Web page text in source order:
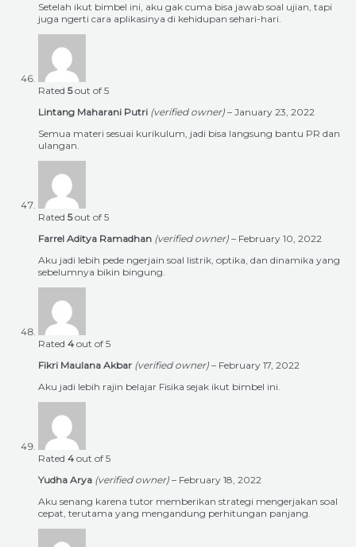
Setelah ikut bimbel ini, aku gak cuma bisa jawab soal ujian, tapi
juga ngerti cara aplikasinya di kehidupan sehari-hari.
Rated 5out of 5
Lintang Maharani Putri (verified owner) – January 23, 2022
Semua materi sesuai kurikulum, jadi bisa langsung bantu PR dan
ulangan.
Rated 5out of 5
Farrel Aditya Ramadhan (verified owner) – February 10, 2022
Aku jadi lebih pede ngerjain soal listrik, optika, dan dinamika yang
sebelumnya bikin bingung.
Rated 4 out of 5
Fikri Maulana Akbar (verified owner) – February 17, 2022
Aku jadi lebih rajin belajar Fisika sejak ikut bimbel ini.
Rated 4 out of 5
Yudha Arya (verified owner) – February 18, 2022
Aku senang karena tutor memberikan strategi mengerjakan soal
cepat, terutama yang mengandung perhitungan panjang.